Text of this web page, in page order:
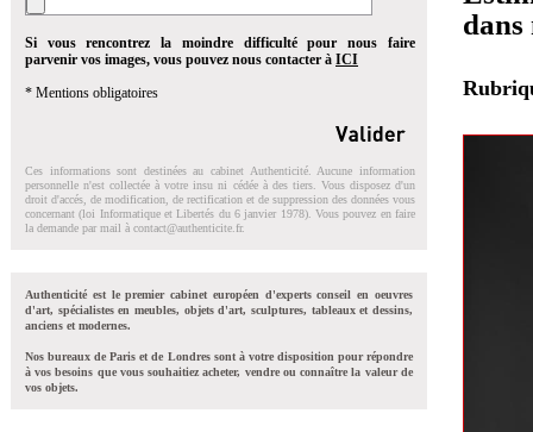
Si vous rencontrez la moindre difficulté pour nous faire
parvenir vos images, vous pouvez nous contacter à ICI
* Mentions obligatoires
Ces informations sont destinées au cabinet Authenticité. Aucune information
personnelle n'est collectée à votre insu ni cédée à des tiers. Vous disposez d'un
droit d'accés, de modification, de rectification et de suppression des données vous
concernant (loi Informatique et Libertés du 6 janvier 1978). Vous pouvez en faire
la demande par mail à contact@authenticite.fr.
Authenticité est le premier cabinet européen d'experts conseil en oeuvres
d'art, spécialistes en meubles, objets d'art, sculptures, tableaux et dessins,
anciens et modernes.
Nos bureaux de Paris et de Londres sont à votre disposition pour répondre
à vos besoins que vous souhaitiez acheter, vendre ou connaître la valeur de
vos objets.
dans